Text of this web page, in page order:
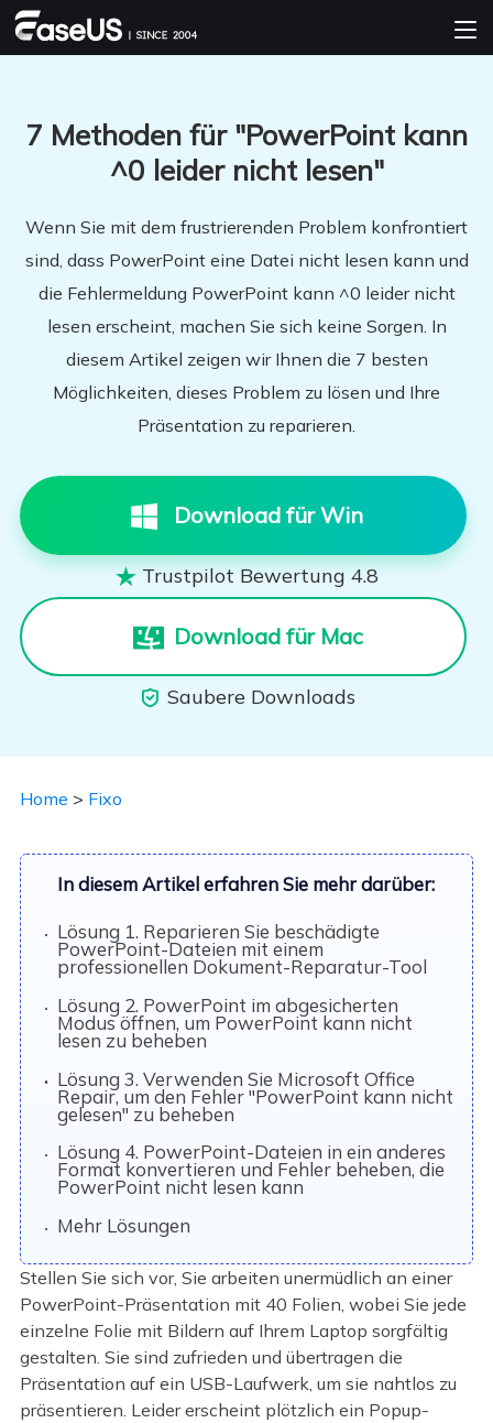
7 Methoden für "PowerPoint kann
^0 leider nicht lesen"
Wenn Sie mit dem frustrierenden Problem konfrontiert
sind, dass PowerPoint eine Datei nicht lesen kann und
die Fehlermeldung PowerPoint kann ^0 leider nicht
lesen erscheint, machen Sie sich keine Sorgen. In
diesem Artikel zeigen wir Ihnen die 7 besten
Möglichkeiten, dieses Problem zu lösen und Ihre
Präsentation zu reparieren.
Download für Win
 Trustpilot Bewertung 4.8
Download für Mac
 Saubere Downloads
Home > Fixo
In diesem Artikel erfahren Sie mehr darüber:
Lösung 1. Reparieren Sie beschädigte
PowerPoint-Dateien mit einem
professionellen Dokument-Reparatur-Tool
Lösung 2. PowerPoint im abgesicherten
Modus öffnen, um PowerPoint kann nicht
lesen zu beheben
Lösung 3. Verwenden Sie Microsoft Office
Repair, um den Fehler "PowerPoint kann nicht
gelesen" zu beheben
Lösung 4. PowerPoint-Dateien in ein anderes
Format konvertieren und Fehler beheben, die
PowerPoint nicht lesen kann
Mehr Lösungen
Stellen Sie sich vor, Sie arbeiten unermüdlich an einer
PowerPoint-Präsentation mit 40 Folien, wobei Sie jede
einzelne Folie mit Bildern auf Ihrem Laptop sorgfältig
gestalten. Sie sind zufrieden und übertragen die
Präsentation auf ein USB-Laufwerk, um sie nahtlos zu
präsentieren. Leider erscheint plötzlich ein Popup-